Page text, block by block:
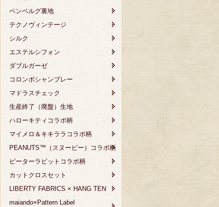
ベンベルグ裏地
テクノヴィンテージ
シルク
エステルシフォン
ダブルガーゼ
コロンボシャンブレー
マドラスチェック
生産終了（廃盤）生地
ハローキティコラボ柄
マイメロ＆キキララコラボ柄
PEANUTS™（スヌーピー）コラボ柄
ピーターラビットコラボ柄
カットクロスセット
LIBERTY FABRICS × HANG TEN
maiando×Pattern Label